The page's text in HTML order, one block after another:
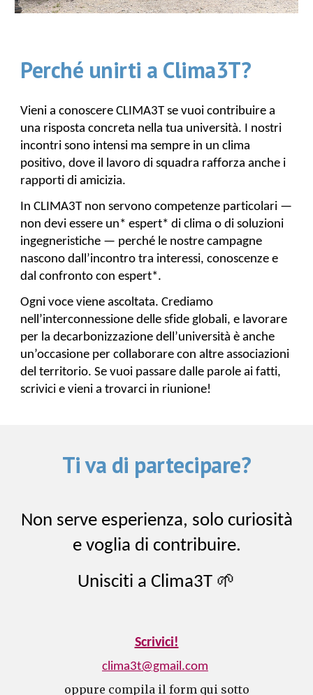
Perché unirti a Clima3T?
Vieni a conoscere CLIMA3T se vuoi contribuire a
una risposta concreta nella tua università. I nostri
incontri sono intensi ma sempre in un clima
positivo, dove il lavoro di squadra rafforza anche i
rapporti di amicizia.
In CLIMA3T non servono competenze particolari —
non devi essere un* espert* di clima o di soluzioni
ingegneristiche — perché le nostre campagne
nascono dall’incontro tra interessi, conoscenze e
dal confronto con espert*.
Ogni voce viene ascoltata. Crediamo
nell’interconnessione delle sfide globali, e lavorare
per la decarbonizzazione dell’università è anche
un’occasione per collaborare con altre associazioni
del territorio. Se vuoi passare dalle parole ai fatti,
scrivici e vieni a trovarci in riunione!
Ti va di partecipare?
Non serve esperienza, solo curiosità
e voglia di contribuire.
Unisciti a Clima3T 🌱
Scrivici!
clima3t@gmail.com
oppure compila il form qui sotto